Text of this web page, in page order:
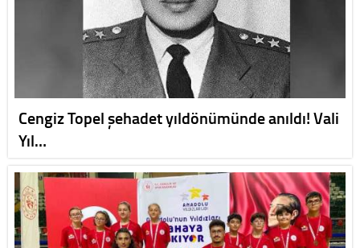
Cengiz Topel şehadet yıldönümünde anıldı! Vali
Yıl…